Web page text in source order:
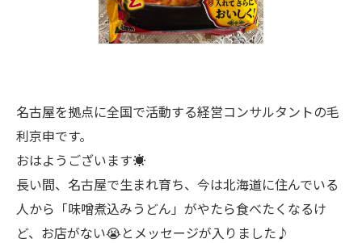
名古屋を拠点に全国で活動する経営コンサルタントの毛
利京申です。
おはようございます☀
長い間、名古屋で生まれ育ち、今は北海道に住んでいる
人から「味噌煮込みうどん」がやたら食べたくなるけ
ど、お店がない😭とメッセージが入りました♪